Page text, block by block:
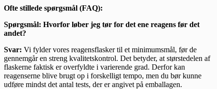
Ofte stillede spørgsmål (FAQ):
Spørgsmål: Hvorfor løber jeg tør for det ene reagens før det
andet?
Svar: Vi fylder vores reagensflasker til et minimumsmål, før de
gennemgår en streng kvalitetskontrol. Det betyder, at størstedelen af
flaskerne faktisk er overfyldte i varierende grad. Derfor kan
reagenserne blive brugt op i forskelligt tempo, men du bør kunne
udføre mindst det antal tests, der er angivet på emballagen.